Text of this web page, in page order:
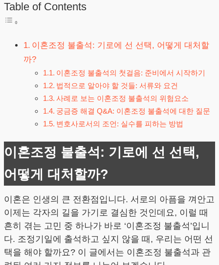
Table of Contents
이혼조정 불출석: 기로에 선 선택, 어떻게 대처할
까?
이혼조정 불출석의 첫걸음: 준비에서 시작하기
법적으로 알아야 할 것들: 서류와 요건
사례로 보는 이혼조정 불출석의 위험요소
궁금증 해결 Q&A: 이혼조정 불출석에 대한 질문
변호사로서의 조언: 실수를 피하는 방법
이혼조정 불출석: 기로에 선 선택,
어떻게 대처할까?
이혼은 인생의 큰 전환점입니다. 서로의 아픔을 껴안고
이제는 각자의 길을 가기로 결심한 것인데요, 이럴 때
흔히 겪는 고민 중 하나가 바로 ‘이혼조정 불출석’입니
다. 조정기일에 출석하고 싶지 않을 때, 우리는 어떤 선
택을 해야 할까요? 이 글에서는 이혼조정 불출석과 관